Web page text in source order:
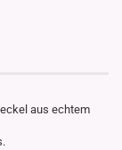
aus echtem